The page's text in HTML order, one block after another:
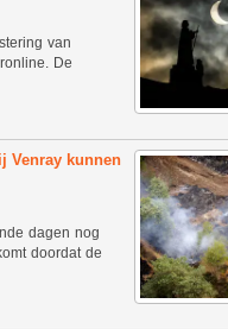
van
De
Venray kunnen
dagen nog
doordat de